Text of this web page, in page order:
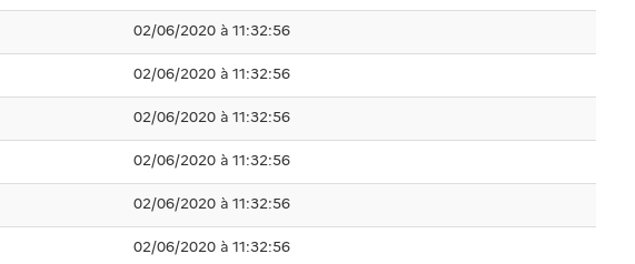
02/06/2020 à 11:32:56
02/06/2020 à 11:32:56
02/06/2020 à 11:32:56
02/06/2020 à 11:32:56
02/06/2020 à 11:32:56
02/06/2020 à 11:32:56